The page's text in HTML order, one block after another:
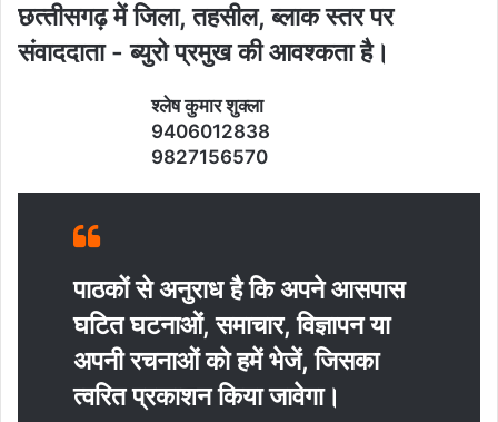
छत्‍तीसगढ़ में जिला, तहसील, ब्‍लाक स्‍तर पर
संवाददाता - ब्‍युरो प्रमुख की आवश्‍कता है।
श्‍लेष कुमार शुक्‍ला
9406012838
9827156570
पाठकों से अनुराध है कि अपने आसपास
घटित घटनाओं, समाचार, विज्ञापन या
अपनी रचनाओं को हमें भेजें, जिसका
त्‍वरित प्रकाशन किया जावेगा।